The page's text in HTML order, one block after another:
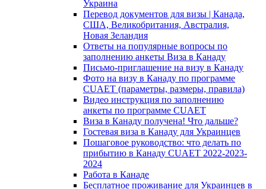
Украина
Перевод документов для визы | Канада,
США, Великобритания, Австралия,
Новая Зеландия
Ответы на популярные вопросы по
заполнению анкеты Виза в Канаду
Письмо-приглашение на визу в Канаду
Фото на визу в Канаду по программе
CUAET (параметры, размеры, правила)
Видео инструкция по заполнению
анкеты по программе CUAET
Виза в Канаду получена! Что дальше?
Гостевая виза в Канаду для Украинцев
Пошаговое руководство: что делать по
прибытию в Канаду CUAET 2022-2023-
2024
Работа в Канаде
Бесплатное проживание для Украинцев в